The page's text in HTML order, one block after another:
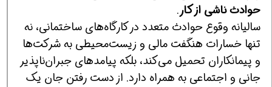
حوادث ناشی از کار.
سالیانه وقوع حوادث متعدد در کارگاه‌های ساختمانی، نه
تنها خسارات هنگفت مالی و زیست‌محیطی به شرکت‌ها
و پیمانکاران تحمیل می‌کند، بلکه پیامدهای جبران‌ناپذیر
جانی و اجتماعی به همراه دارد. از دست رفتن جان یک